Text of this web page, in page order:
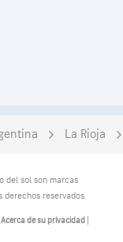
La Rioja
del sol son marcas
reservados.
Acerca de su privacidad